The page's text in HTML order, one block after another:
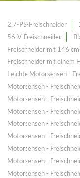
2,7-PS-Freischneider
56-V-Freischneider
Freischneider mit 146
Freischneider mit einem
Leichte Motorsensen -
Motorsensen -
Motorsensen -
Motorsensen -
Motorsensen -
Motorsensen -
Motorsensen -
Motorsensen -
Motorsensen -